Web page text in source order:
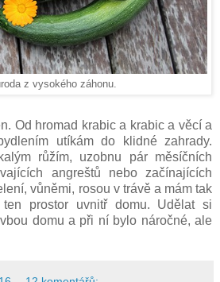
z vysokého záhonu.
Od hromad krabic a krabic a věcí a
utíkám do klidné zahrady.
růžím, uzobnu pár měsíčních
angreštů nebo začínajících
vůněmi, rosou v trávě a mám tak
prostor uvnitř domu. Udělat si
domu a při ní bylo náročné, ale